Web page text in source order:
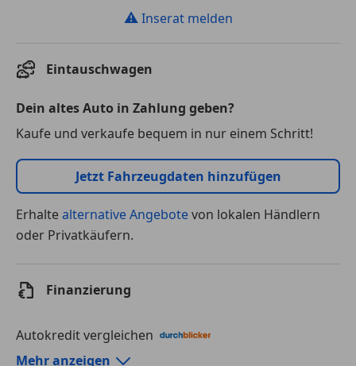
⚠ Inserat melden
Eintauschwagen
Dein altes Auto in Zahlung geben?
Kaufe und verkaufe bequem in nur einem Schritt!
Jetzt Fahrzeugdaten hinzufügen
Erhaltealternative Angebotevon lokalen Händlern
oder Privatkäufern.
Finanzierung
Autokredit vergleichen
Autokredit-Rechner von durchblicker.at
Mehr anzeigen